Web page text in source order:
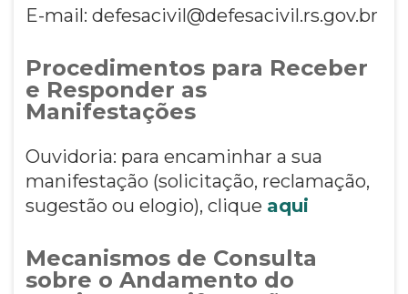
E-mail: defesacivil@defesacivil.rs.gov.br
Procedimentos para Receber
e Responder as
Manifestações
Ouvidoria: para encaminhar a sua
manifestação (solicitação, reclamação,
sugestão ou elogio), clique aqui
Mecanismos de Consulta
sobre o Andamento do